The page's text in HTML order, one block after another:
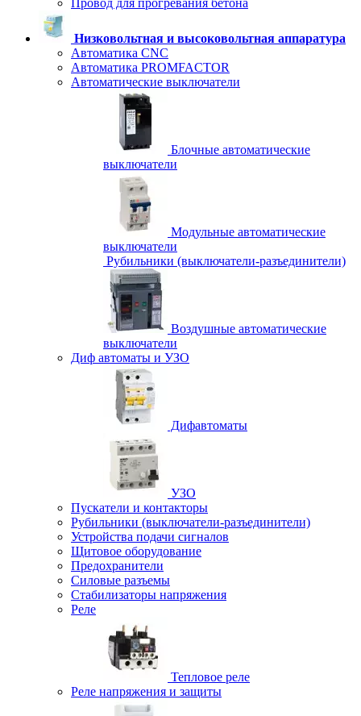
Провод для прогревания бетона
Низковольтная и высоковольтная аппаратура
Автоматика CNC
Автоматика PROMFACTOR
Автоматические выключатели
Блочные автоматические
выключатели
Модульные автоматические
выключатели
Рубильники (выключатели-разъединители)
Воздушные автоматические
выключатели
Диф автоматы и УЗО
Дифавтоматы
УЗО
Пускатели и контакторы
Рубильники (выключатели-разъединители)
Устройства подачи сигналов
Щитовое оборудование
Предохранители
Силовые разъемы
Стабилизаторы напряжения
Реле
Тепловое реле
Реле напряжения и защиты